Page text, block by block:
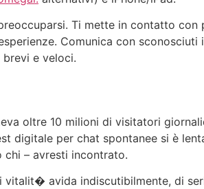
Ti mette in contatto con
Comunica con sconosciuti
e veloci.
oltre 10 milioni di visitatori
digitale per chat spontanee si è
chi – avresti incontrato.
vitalit� avida indiscutibilmente, di